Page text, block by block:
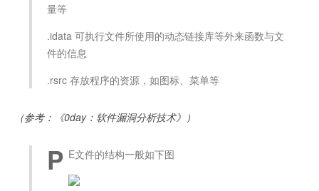
量等
.idata 可执行文件所使用的动态链接库等外来函数与文
件的信息
.rsrc 存放程序的资源，如图标、菜单等
（参考：《0day：软件漏洞分析技术》）
P E文件的结构一般如下图